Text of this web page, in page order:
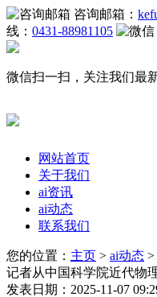
咨询邮箱：
线： 0431-88981105
微信扫一扫，关注我们最
网站首页
关于我们
ai资讯
ai动态
联系我们
您的位置： 主页 > ai动态 >
记者从中国科学院近代物
发表日期：2025-11-07